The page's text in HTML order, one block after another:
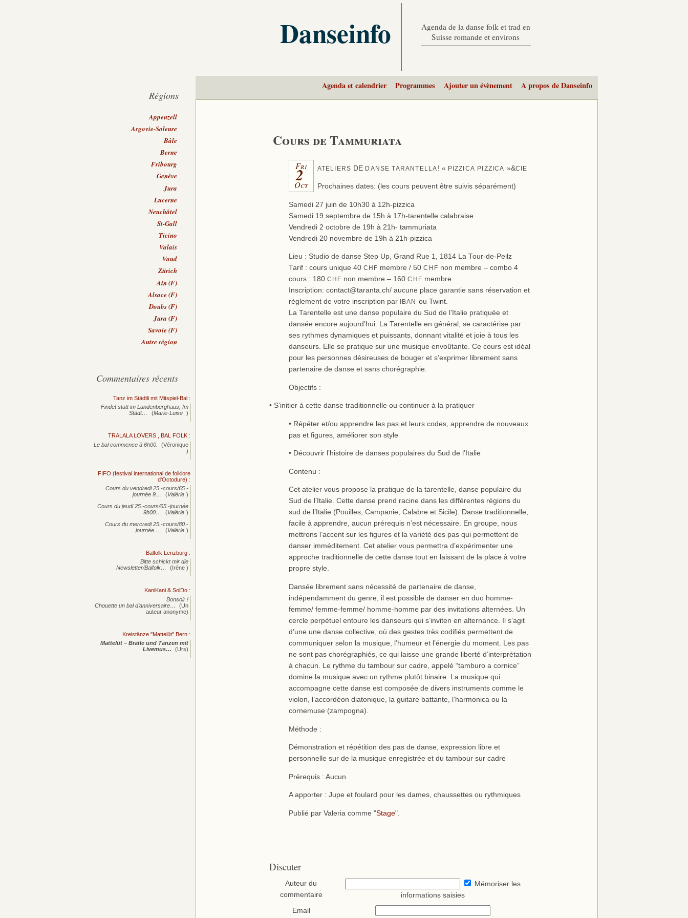
Danseinfo
Agenda de la danse folk et trad en
Suisse romande et environs
Agenda et calendrier Programmes Ajouter un évènement A propos de Danseinfo
Cours de Tammuriata
Fri
2
Oct
ATELIERS DE DANSE TARANTELLA ! « PIZZICA PIZZICA »&CIE
Prochaines dates: (les cours peuvent être suivis séparément)
Samedi 27 juin de 10h30 à 12h-pizzica
Samedi 19 septembre de 15h à 17h-tarentelle calabraise
Vendredi 2 octobre de 19h à 21h- tammuriata
Vendredi 20 novembre de 19h à 21h-pizzica
Lieu : Studio de danse Step Up, Grand Rue 1, 1814 La Tour-de-Peilz
Tarif : cours unique 40 CHF membre / 50CHF non membre – combo 4
cours : 180 CHF non membre – 160CHF membre
Inscription: contact@taranta.ch/ aucune place garantie sans réservation et
règlement de votre inscription par
IBAN ou Twint.
La Tarentelle est une danse populaire du Sud de l’Italie pratiquée et
dansée encore aujourd’hui. La Tarentelle en général, se caractérise par
ses rythmes dynamiques et puissants, donnant vitalité et joie à tous les
danseurs. Elle se pratique sur une musique envoûtante. Ce cours est idéal
pour les personnes désireuses de bouger et s’exprimer librement sans
partenaire de danse et sans chorégraphie.
Objectifs :
• S’initier à cette danse traditionnelle ou continuer à la pratiquer
• Répéter et/ou apprendre les pas et leurs codes, apprendre de nouveaux
pas et figures, améliorer son style
• Découvrir l’histoire de danses populaires du Sud de l’Italie
Contenu :
Cet atelier vous propose la pratique de la tarentelle, danse populaire du
Sud de l’Italie. Cette danse prend racine dans les différentes régions du
sud de l’Italie (Pouilles, Campanie, Calabre et Sicile). Danse traditionnelle,
facile à apprendre, aucun prérequis n’est nécessaire. En groupe, nous
mettrons l’accent sur les figures et la variété des pas qui permettent de
danser imméditement. Cet atelier vous permettra d’expérimenter une
approche traditionnelle de cette danse tout en laissant de la place à votre
propre style.
Dansée librement sans nécessité de partenaire de danse,
indépendamment du genre, il est possible de danser en duo homme-
femme/ femme-femme/ homme-homme par des invitations alternées. Un
cercle perpétuel entoure les danseurs qui s’inviten en alternance. Il s’agit
d’une une danse collective, où des gestes très codifiés permettent de
communiquer selon la musique, l’humeur et l’énergie du moment. Les pas
ne sont pas chorégraphiés, ce qui laisse une grande liberté d’interprétation
à chacun. Le rythme du tambour sur cadre, appelé “tamburo a cornice”
domine la musique avec un rythme plutôt binaire. La musique qui
accompagne cette danse est composée de divers instruments comme le
violon, l’accordéon diatonique, la guitare battante, l’harmonica ou la
cornemuse (zampogna).
Méthode :
Démonstration et répétition des pas de danse, expression libre et
personnelle sur de la musique enregistrée et du tambour sur cadre
Prérequis : Aucun
A apporter : Jupe et foulard pour les dames, chaussettes ou rythmiques
Publié par Valeria comme "Stage".
Discuter
Auteur du
commentaire
Mémoriser les
informations saisies
Email
Régions
Appenzell
Argovie-Soleure
Bâle
Berne
Fribourg
Genève
Jura
Lucerne
Neuchâtel
St-Gall
Ticino
Valais
Vaud
Zürich
Ain (F)
Alsace (F)
Doubs (F)
Jura (F)
Savoie (F)
Autre région
Commentaires récents
Tanz im Städtli mit Mitspiel-Bal :
Findet statt im Landenberghaus, Im
Städt…
(Marie-Luise )
TRALALA LOVERS , BAL FOLK :
Le bal commence à 6h00.
(Véronique
)
FIFO (festival international de folklore
d'Octodure) :
Cours du vendredi 25.-cours/65.-
journée 9… (Valérie )
Cours du jeudi 25.-cours/65.-journée
9h00…
(Valérie )
Cours du mercredi 25.-cours/80.-
journée … (Valérie )
Balfolk Lenzburg :
Bitte schickt mir die
Newsletter/Balfolk…
(Irène )
KaniKani & SolDo :
Bonsoir !
Chouette un bal d’anniversaire…
(Un
auteur anonyme)
Kreistänze "Mattelüt" Bern :
Mattelüt – Brätle und Tanzen mit
Livemus…
(Urs)